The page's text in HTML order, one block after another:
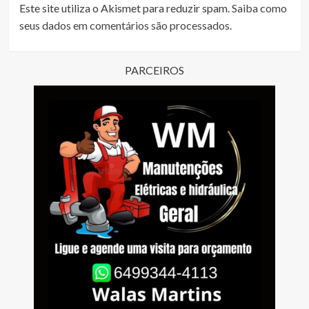
Este site utiliza o Akismet para reduzir spam.Saiba como
seus dados em comentários são processados.
PARCEIROS